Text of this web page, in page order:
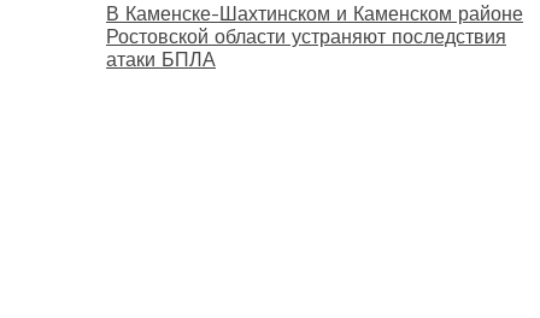
В Каменске-Шахтинском и Каменском районе
Ростовской области устраняют последствия
атаки БПЛА